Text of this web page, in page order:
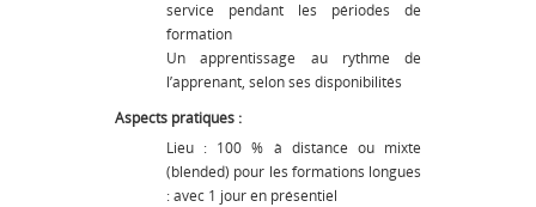
service pendant les périodes de
formation
Un apprentissage au rythme de
l’apprenant, selon ses disponibilités
Aspects pratiques :
Lieu : 100 % à distance ou mixte
(blended) pour les formations longues
: avec 1 jour en présentiel